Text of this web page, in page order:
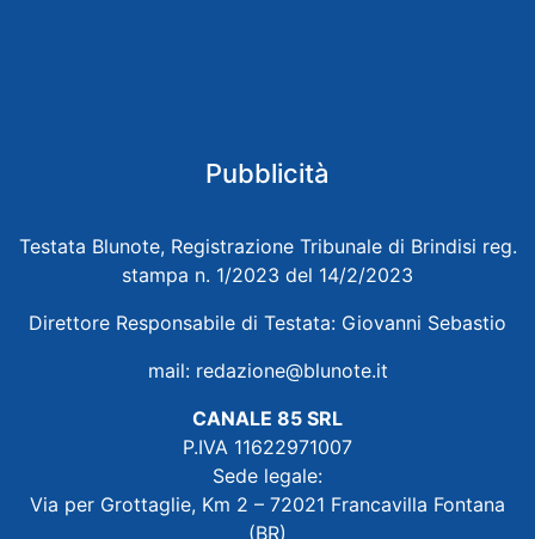
Pubblicità
Testata Blunote, Registrazione Tribunale di Brindisi reg.
stampa n. 1/2023 del 14/2/2023
Direttore Responsabile di Testata: Giovanni Sebastio
mail: redazione@blunote.it
CANALE 85 SRL
P.IVA 11622971007
Sede legale:
Via per Grottaglie, Km 2 – 72021 Francavilla Fontana
(BR)